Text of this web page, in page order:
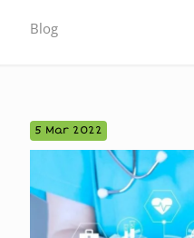
Blog
5 Mar 2022